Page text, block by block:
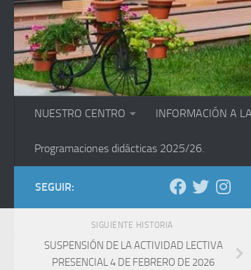
NUESTRO CENTRO INFORMACIÓN A
Programaciones didácticas 2025/26.
SEGUIR:
SIGUIENTE HISTORIA
SUSPENSIÓN DE LA ACTIVIDAD LECTIVA
PRESENCIAL 4 DE FEBRERO DE 2026